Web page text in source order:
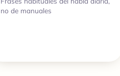
no de manuales